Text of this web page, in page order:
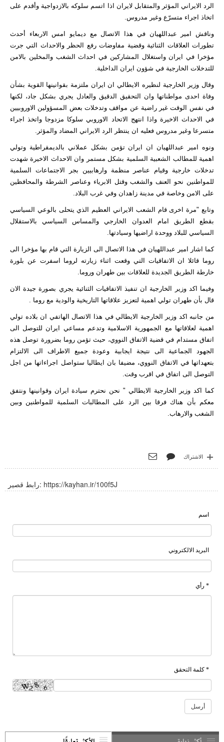
الرد الايراني المؤثر والمتقابل لايران اذا اتسم سلوكه بالازدواجية وأقدم على
اتخاذ اجراء متسرّع وغير مدروس.
وناقش امير عبداللهيان في هذا الاتصال مع ديمايو امس الاربعاء أحدث
تطورات العلاقات الثنائية وقضية مفاوضات رفع الحظر والاحداث التي جرت
مؤخرا في ايران واستغلال المشاركين في احداث الشغب والمخلين بالامن
للتدخلات الخارجية في شؤون ايران الداخلية.
وقال وزير الخارجية لنظيره الايطالي ان ايران ملتزمة بقوانينها القوية بشأن
وفاة احدى مواطناتها وان التحقيق الدقيق والعادل يجري بشكل جاد، لكنها
في نفس الوقت غير راضية عن مواقف وتدخلات بعض المسؤولين الاوروبيين
في الاحداث الاخيرة واذا انتهج الاتحاد الاوروبي سلوكا مزدوجا واتخذ اجراء
متسرعا وغير مدروس فعليه ان ينتظر الرد الايراني المضاد والمؤثر.
ونوه امير عبداللهيان ان ايران تؤمن بشكل عملاني بالديمقراطية وتولي
اهمية للمطالب الشعبية السلمية بشكل مستمر وان الاحداث الاخيرة شهدت
تدخلات خارجية وقيام عناصر منظمة وارهابيين بجر الاجتماعات السلمية
للمواطنين نحو العنف والشغب وقتل الابرياء وعناصر الشرطة والمحافظين
على الامن وخاصة في مدينة زاهدان وفي غرب البلاد.
وتابع "مرة اخرى قام الشعب الايراني العظيم الذي يتحلى بالوعي السياسي
بقطع الطريق امام العدوان الخارجي والمساس السياسي بالاستقلال
السياسي للبلاد ووحدة اراضيها وسيادتها.
كما اشار امير عبداللهيان في هذا الاتصال الى الزيارة التي قام بها مؤخرا الى
روما قائلا ان الاتفاقيات التي وقعت اثناء زيارته لروما اسفرت عن بلورة
خارطة الطريق الجديدة للعلاقات بين طهران وروما.
وفيما اكد وزير الخارجية ان تنفيذ الاتفاقيات الثنائية يجري بصورة جيدة الان
قال بأن طهران تولي اهمية لتعزيز علاقاتها التاريخية والودية مع روما .
من جانبه اكد وزير الخارجية الايطالي في هذا الاتصال الهاتفي ان بلاده تولي
اهمية لعلاقاتها مع الجمهورية الاسلامية وتدعم مساعي ايران للتوصل الى
اتفاق مستدام في قضية الاتفاق النووي، حيث تؤمن روما بضرورة توصل هذه
الجهود الجماعية الى نتيجة ايجابية وعودة جميع الاطراف الى الالتزام
بتعهداتها في الاتفاق النووي، مضيفا بان ايطاليا ستواصل اجراءاتها من اجل
التوصل الى اتفاق في اقرب وقت.
كما اكد وزير الخارجية الايطالي " نحن نحترم سيادة ايران وقوانينها ونتفق
معكم بأن هناك فرقا بين الرد على المطالبات السلمية للمواطنين وبين
الشغب والارهاب.
الاشتراك
رابط قصير: https://kayhan.ir/100f5J
اسم
البريد الالكتروني
* رأي
* كلمة التحقق